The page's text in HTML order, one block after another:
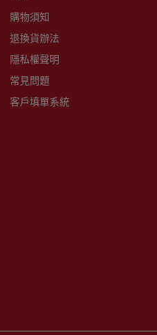
購物須知
退換貨辦法
隱私權聲明
常見問題
客戶填單系統